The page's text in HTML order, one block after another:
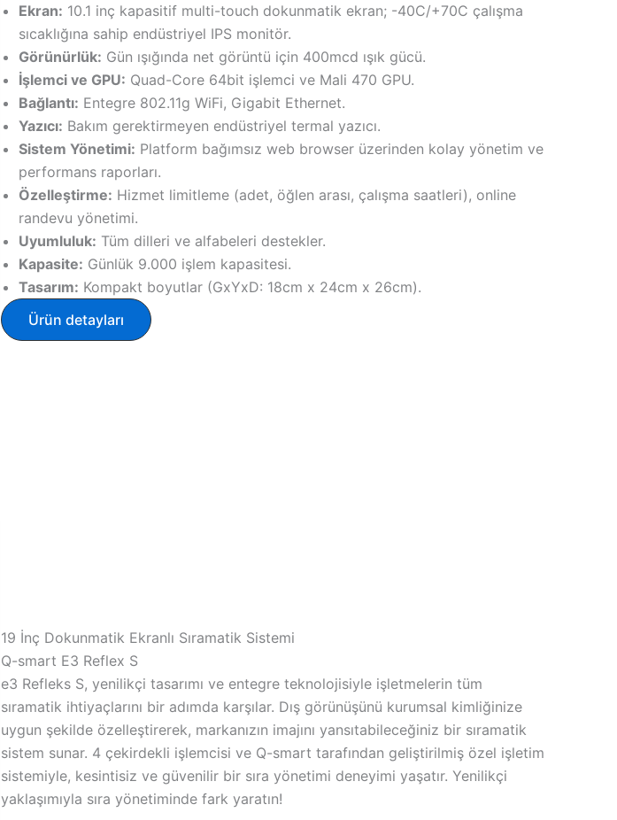
Ekran: 10.1 inç kapasitif multi-touch dokunmatik ekran; -40C/+70C çalışma
sıcaklığına sahip endüstriyel IPS monitör.
Görünürlük: Gün ışığında net görüntü için 400mcd ışık gücü.
İşlemci ve GPU: Quad-Core 64bit işlemci ve Mali 470 GPU.
Bağlantı: Entegre 802.11g WiFi, Gigabit Ethernet.
Yazıcı: Bakım gerektirmeyen endüstriyel termal yazıcı.
Sistem Yönetimi: Platform bağımsız web browser üzerinden kolay yönetim ve
performans raporları.
Özelleştirme: Hizmet limitleme (adet, öğlen arası, çalışma saatleri), online
randevu yönetimi.
Uyumluluk: Tüm dilleri ve alfabeleri destekler.
Kapasite: Günlük 9.000 işlem kapasitesi.
Tasarım: Kompakt boyutlar (GxYxD: 18cm x 24cm x 26cm).
Ürün detayları
19 İnç Dokunmatik Ekranlı Sıramatik Sistemi
Q-smart E3 Reflex S
e3 Refleks S, yenilikçi tasarımı ve entegre teknolojisiyle işletmelerin tüm
sıramatik ihtiyaçlarını bir adımda karşılar. Dış görünüşünü kurumsal kimliğinize
uygun şekilde özelleştirerek, markanızın imajını yansıtabileceğiniz bir sıramatik
sistem sunar. 4 çekirdekli işlemcisi ve Q-smart tarafından geliştirilmiş özel işletim
sistemiyle, kesintisiz ve güvenilir bir sıra yönetimi deneyimi yaşatır. Yenilikçi
yaklaşımıyla sıra yönetiminde fark yaratın!